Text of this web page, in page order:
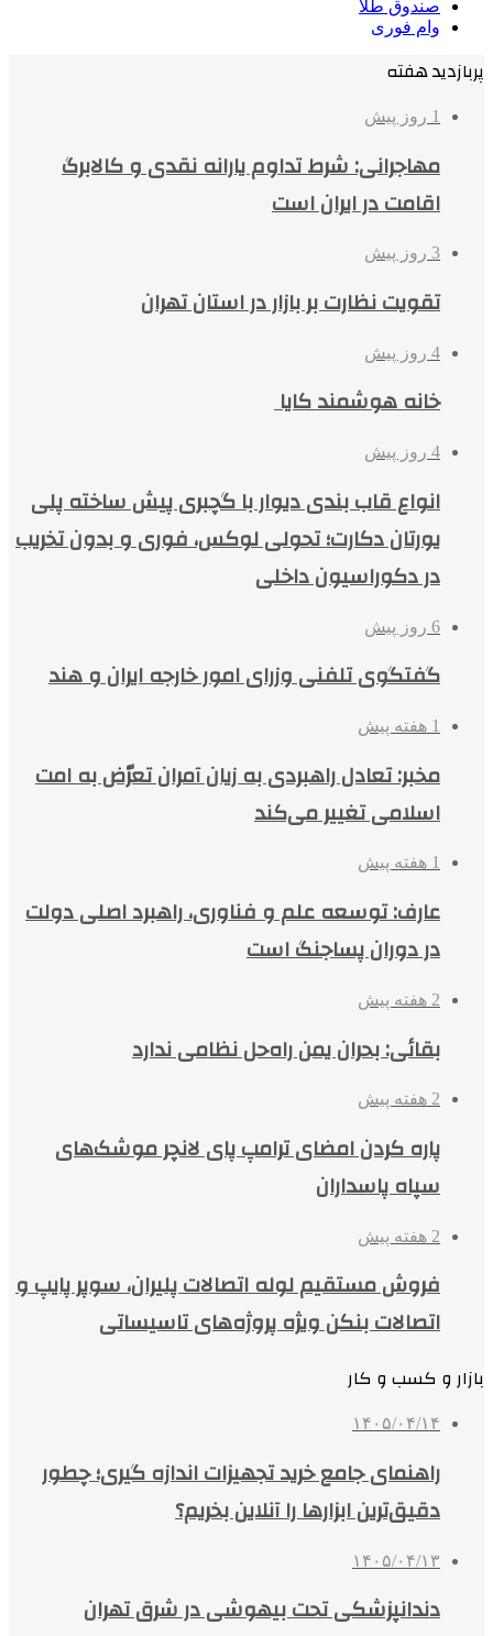
صندوق طلا
وام فوری
پربازدید هفته
1 روز پیش
مهاجرانی: شرط تداوم یارانه نقدی و کالابرگ
اقامت در ایران است
3 روز پیش
تقویت نظارت بر بازار در استان تهران
4 روز پیش
خانه هوشمند کایا
4 روز پیش
انواع قاب بندی دیوار با گچبری پیش ساخته پلی
یورتان دکارت؛ تحولی لوکس، فوری و بدون تخریب
در دکوراسیون داخلی
6 روز پیش
گفتگوی تلفنی وزرای امور خارجه ایران و هند
1 هفته پیش
مخبر: تعادل راهبردی به زیان آمران تعرّض به امت
اسلامی تغییر می‌کند
1 هفته پیش
عارف: توسعه علم و فناوری، راهبرد اصلی دولت
در دوران پساجنگ است
2 هفته پیش
بقائی: بحران یمن راه‌حل نظامی ندارد
2 هفته پیش
پاره کردن امضای ترامپ پای لانچر موشک‌های
سپاه پاسداران
2 هفته پیش
فروش مستقیم لوله اتصالات پلیران، سوپر پایپ و
اتصالات بنکن ویژه پروژه‌های تاسیساتی
بازار و کسب و کار
۱۴۰۵/۰۴/۱۴
راهنمای جامع خرید تجهیزات اندازه گیری؛ چطور
دقیق‌ترین ابزارها را آنلاین بخریم؟
۱۴۰۵/۰۴/۱۳
دندانپزشکی تحت بیهوشی در شرق تهران